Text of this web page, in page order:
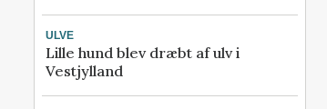
ULVE
Lille hund blev dræbt af ulv i
Vestjylland